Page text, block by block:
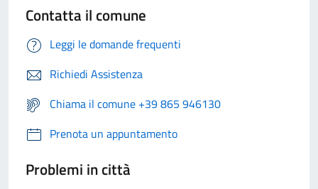
Contatta il comune
Leggi le domande frequenti
Richiedi Assistenza
Chiama il comune +39 865 946130
Prenota un appuntamento
Problemi in città